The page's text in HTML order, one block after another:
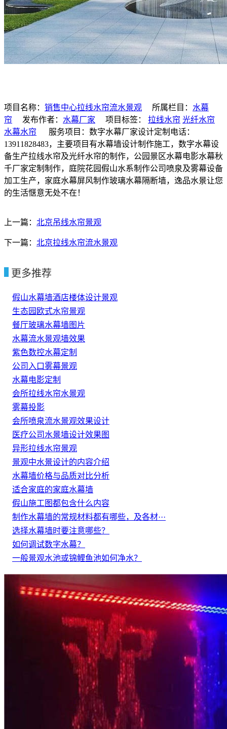
项目名称： 销售中心拉线水帘流水景观 所属栏目： 水幕
帘 发布作者： 水幕厂家 项目标签： 拉线水帘 光纤水帘
水幕水帘 服务项目：数字水幕厂家设计定制电话：
13911828483，主要项目有水幕墙设计制作施工，数字水幕设
备生产拉线水帘及光纤水帘的制作，公园景区水幕电影水幕秋
千厂家定制制作，庭院花园假山水系制作公司喷泉及雾幕设备
加工生产，家庭水幕屏风制作玻璃水幕隔断墙，逸品水景让您
的生活惬意无处不在！
上一篇： 北京吊线水帘景观
下一篇： 北京拉线水帘流水景观
更多推荐
假山水幕墙酒店楼体设计景观
生态园欧式水帘景观
餐厅玻璃水幕墙图片
水幕流水景观墙效果
紫色数控水幕定制
公司入口雾幕景观
水幕电影定制
会所拉线水帘水景观
雾幕投影
会所喷泉流水景观效果设计
医疗公司水景墙设计效果图
异形拉线水帘景观
景观中水景设计的内容介绍
水幕墙价格与品质对比分析
适合家庭的家庭水幕墙
假山施工图都包含什么内容
制作水幕墙的常规材料都有哪些，及各材···
选择水幕墙时要注意哪些？
如何调试数字水幕？
一般景观水池或锦鲤鱼池如何净水？